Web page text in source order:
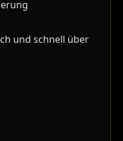
und schnell über